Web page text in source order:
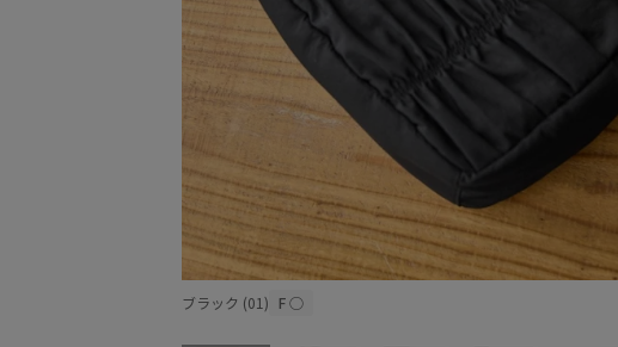
ブラック (01) F○